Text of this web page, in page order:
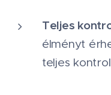
Teljes
élményt
teljes